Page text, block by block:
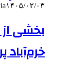
۱۴۰۵/۰۲/۰۳
بخشی